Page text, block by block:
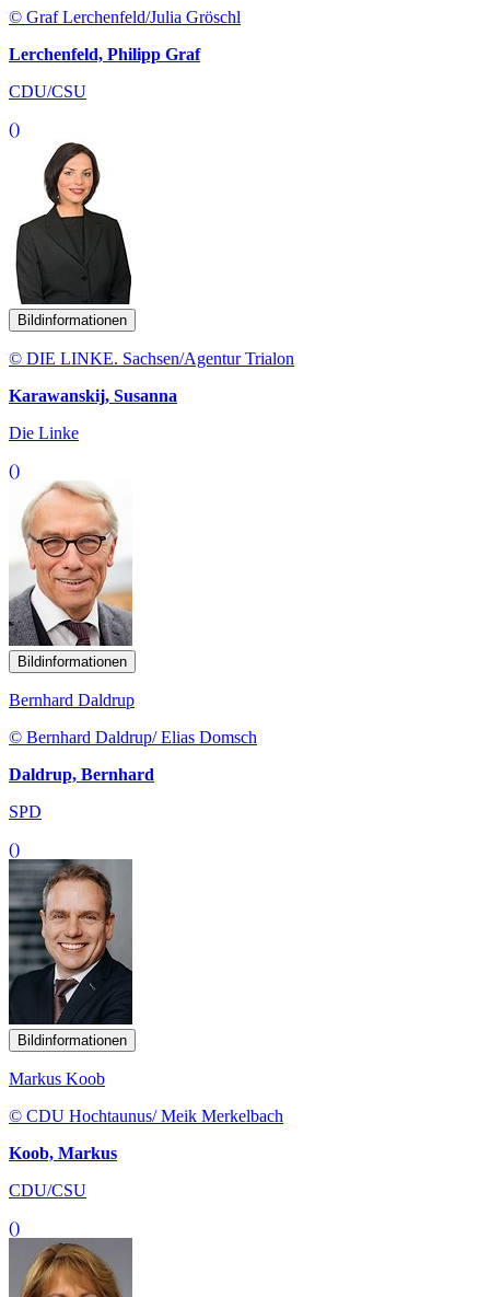
© Graf Lerchenfeld/Julia Gröschl
Lerchenfeld, Philipp Graf
CDU/CSU
()
Bildinformationen
© DIE LINKE. Sachsen/Agentur Trialon
Karawanskij, Susanna
Die Linke
()
Bildinformationen
Bernhard Daldrup
© Bernhard Daldrup/ Elias Domsch
Daldrup, Bernhard
SPD
()
Bildinformationen
Markus Koob
© CDU Hochtaunus/ Meik Merkelbach
Koob, Markus
CDU/CSU
()